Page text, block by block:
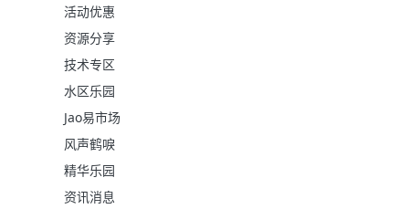
活动优惠
资源分享
技术专区
水区乐园
Jao易市场
风声鹤唳
精华乐园
资讯消息